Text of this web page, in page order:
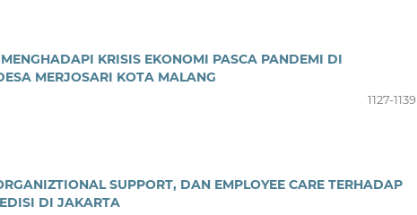
KRISIS EKONOMI PASCA PANDEMI DI
MERJOSARI KOTA MALANG
1127-1139
SUPPORT, DAN EMPLOYEE CARE TERHADAP
DI JAKARTA